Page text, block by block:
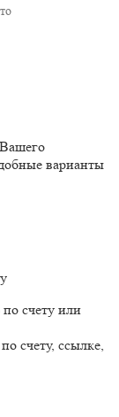
варианты
счету или
счету, ссылке,